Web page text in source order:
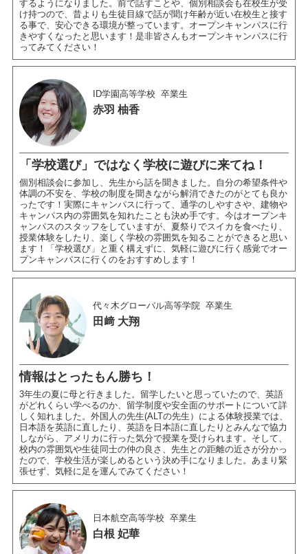
するようになりました。前で話すことや、個別相談会も在校生が受
け持つので、昔よりも生徒目線で話が聞け年齢が近い在校生と接す
る事で、安心できる環境が整っています。オープンキャンパスに行
きやすくなったと思います！是非皆さんもオープンキャンパスに行
ってみてください！
ID学園高等学校 卒業生
赤羽 柚香
「学校選び」ではなく学校に遊びに来てね！
個別相談会に参加し、先生から話を聞きました。自分の希望条件や
体調の不安を、学校の制度を聞きながら解消できたのがとても良か
ったです！実際にキャンパスに行って、通学のしやすさや、建物や
キャンパス内の雰囲気を知れたことも決め手です。今はオープンキ
ャンパスのスタッフをしていますが、夏祭りでスイカを食べたり、
授業体験をしたり、楽しく学校の雰囲気を知ることができると思い
ます！「学校選び」と重く構えずに、気軽に遊びに行く感覚でオー
プンキャンパスに行くのをおすすめします！
代々木グローバル高等学院 卒業生
田﨑 大翔
情報はとったもん勝ち！
3年生の夏に母と行きました。留学したいと思っていたので、英語
がどれくらい学べるのか、留学制度や安全面のサポートについて詳
しく知れました。外国人の先生(ALTの先生）による体験授業では、
日本語を英語に直したり、英語を日本語に直したりとみんなで協力
しながら、アメリカに行った気分で授業を受けられます。そして、
校内の雰囲気や生徒同士の仲の良さ、先生との距離の近さが分かっ
たので、学校生活が楽しめるという決め手になりました。あまり緊
張せず、気軽に足を運んでみてください！
日本航空高等学校 卒業生
白根 妃華